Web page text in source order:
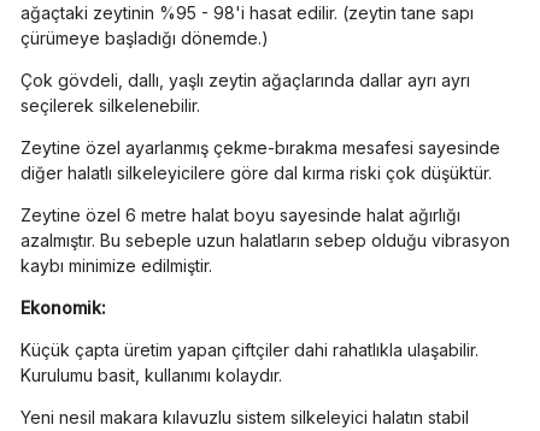
ağaçtaki zeytinin %95 - 98'i hasat edilir. (zeytin tane sapı
çürümeye başladığı dönemde.)
Çok gövdeli, dallı, yaşlı zeytin ağaçlarında dallar ayrı ayrı
seçilerek silkelenebilir.
Zeytine özel ayarlanmış çekme-bırakma mesafesi sayesinde
diğer halatlı silkeleyicilere göre dal kırma riski çok düşüktür.
Zeytine özel 6 metre halat boyu sayesinde halat ağırlığı
azalmıştır. Bu sebeple uzun halatların sebep olduğu vibrasyon
kaybı minimize edilmiştir.
Ekonomik:
Küçük çapta üretim yapan çiftçiler dahi rahatlıkla ulaşabilir.
Kurulumu basit, kullanımı kolaydır.
Yeni nesil makara kılavuzlu sistem silkeleyici halatın stabil